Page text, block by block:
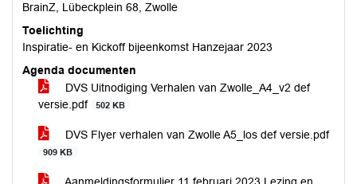
BrainZ, Lübeckplein 68, Zwolle
Toelichting
Inspiratie- en Kickoff bijeenkomst Hanzejaar 2023
Agenda documenten
DVS Uitnodiging Verhalen van Zwolle_A4_v2 def
versie.pdf
502 KB
DVS Flyer verhalen van Zwolle A5_los def versie.pdf
909 KB